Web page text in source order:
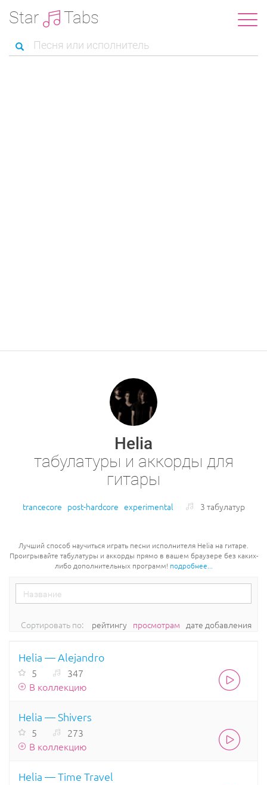
Star Tabs
Helia
табулатуры и аккорды для
гитары
trancecore post-hardcore experimental 3 табулатур
Лучший способ научиться играть песни исполнителя Helia на гитаре.
Проигрывайте табулатуры и аккорды прямо в вашем браузере без каких-
либо дополнительных программ! подробнее...
Сортировать по: рейтингу просмотрам дате добавления
Helia — Alejandro
5
347
В коллекцию
Helia — Shivers
5
273
В коллекцию
Helia — Time Travel